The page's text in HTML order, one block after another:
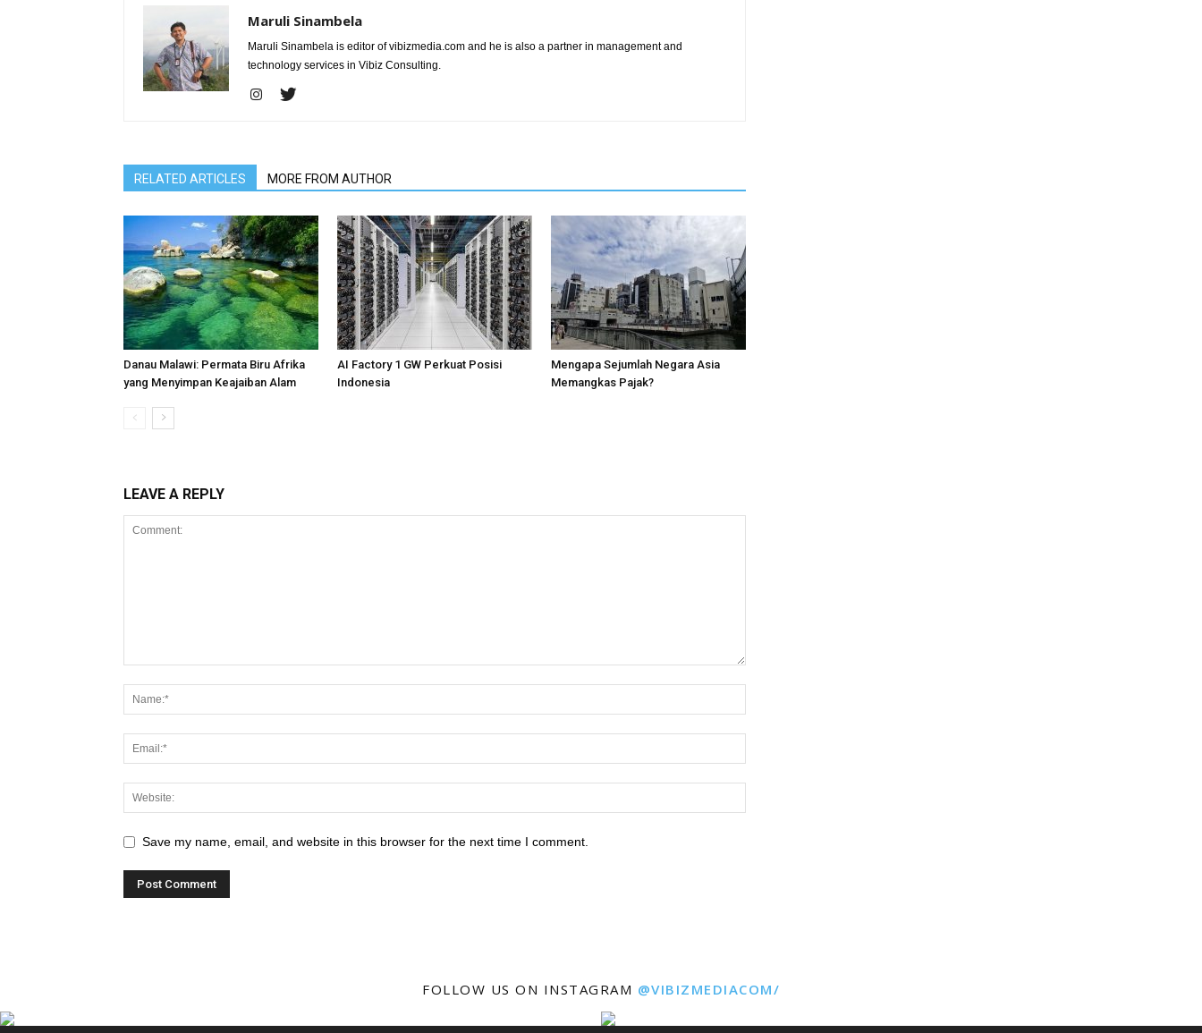
Maruli Sinambela
Maruli Sinambela is editor of vibizmedia.com and he is also a partner in management and
technology services in Vibiz Consulting.
RELATED ARTICLES MORE FROM AUTHOR
Danau Malawi: Permata Biru Afrika
yang Menyimpan Keajaiban Alam
AI Factory 1 GW Perkuat Posisi
Indonesia
Mengapa Sejumlah Negara Asia
Memangkas Pajak?
LEAVE A REPLY
Save my name, email, and website in this browser for the next time I comment.
FOLLOW US ON INSTAGRAM @VIBIZMEDIACOM/